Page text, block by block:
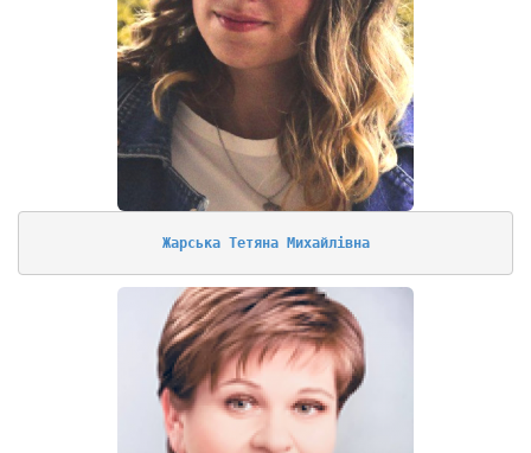
Жарська Тетяна Михайлівна